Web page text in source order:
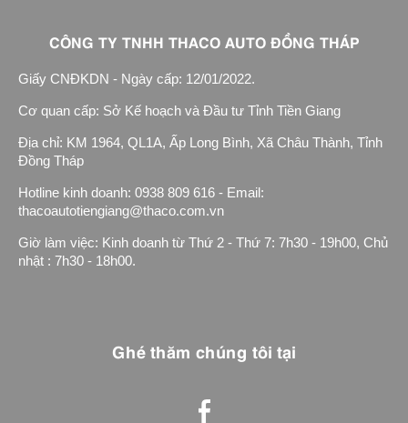
CÔNG TY TNHH THACO AUTO ĐỒNG THÁP
Giấy CNĐKDN - Ngày cấp: 12/01/2022.
Cơ quan cấp: Sở Kế hoạch và Đầu tư Tỉnh Tiền Giang
Địa chỉ: KM 1964, QL1A, Ấp Long Bình, Xã Châu Thành, Tỉnh
Đồng Tháp
Hotline kinh doanh: 0938 809 616 - Email:
thacoautotiengiang@thaco.com.vn
Giờ làm việc: Kinh doanh từ Thứ 2 - Thứ 7: 7h30 - 19h00, Chủ
nhật : 7h30 - 18h00.
Ghé thăm chúng tôi tại